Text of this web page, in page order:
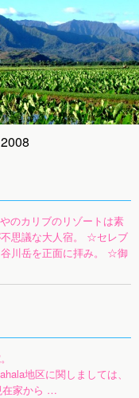
のカリブのリゾートは素
思議な大人宿。 ☆セレブ
川岳を正面に拝み。 ☆御
地区に関しましては、
在家から …